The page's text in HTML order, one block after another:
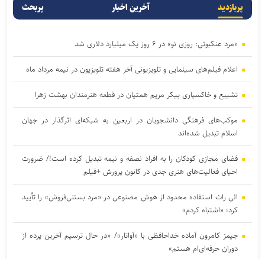
پربازدید آخرین اخبار پربحث
«مرد عنکبوتی: روزی نو» در ۶ روز یک میلیارد دلاری شد
اعلام فیلم‌های سینمایی و تلویزیونی آخر هفته تلویزیون در نیمه مرداد ماه
تشییع و خاکسپاری پیکر مریم همتیان در قطعه هنرمندان بهشت زهرا
موکب‌های فرهنگی دانشجویان در اربعین به شبکه‌ای اثرگذار در جهان
اسلام تبدیل شده‌اند
فضای مجازی کودکان را به افراد نصفه و نیمه تبدیل کرده است!/ ضرورت
احیای فعالیت‌های هنری جدی در کانون پرورش +فیلم
الی راث استفاده محدود از هوش مصنوعی در «مرد بستنی‌فروش» را تأیید
کرد؛ «اشتباه کردم»
جیمز کامرون آماده خداحافظی با «آواتار»/ «در حال ترسیم آخرین پرده از
دوران حرفه‌ای‌ام هستم»